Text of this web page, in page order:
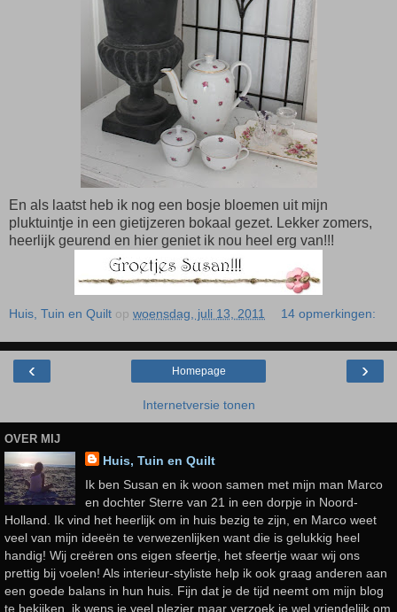
En als laatst heb ik nog een bosje bloemen uit mijn
pluktuintje in een gietijzeren bokaal gezet. Lekker zomers,
heerlijk geurend en hier geniet ik nou heel erg van!!!
Huis, Tuin en Quilt op woensdag, juli 13, 2011 14 opmerkingen:
‹ ›
Homepage
Internetversie tonen
OVER MIJ
Huis, Tuin en Quilt
Ik ben Susan en ik woon samen met mijn man Marco
en dochter Sterre van 21 in een dorpje in Noord-
Holland. Ik vind het heerlijk om in huis bezig te zijn, en Marco weet
veel van mijn ideeën te verwezenlijken want die is gelukkig heel
handig! Wij creëren ons eigen sfeertje, het sfeertje waar wij ons
prettig bij voelen! Als interieur-styliste help ik ook graag anderen aan
een goede balans in hun huis. Fijn dat je de tijd neemt om mijn blog
te bekijken, ik wens je veel plezier maar verzoek je wel vriendelijk om